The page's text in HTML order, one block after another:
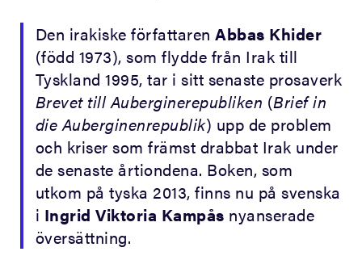
Den irakiske författarenAbbas Khider
(född 1973), som flydde från Irak till
Tyskland 1995, tar i sitt senaste prosaverk
Brevet tillAuberginerepubliken (Brief in
die Auberginenrepublik) upp de problem
och kriser som främst drabbat Irak under
de senaste årtiondena. Boken, som
utkom på tyska 2013, finns nu på svenska
i Ingrid Viktoria Kampås nyanserade
översättning.